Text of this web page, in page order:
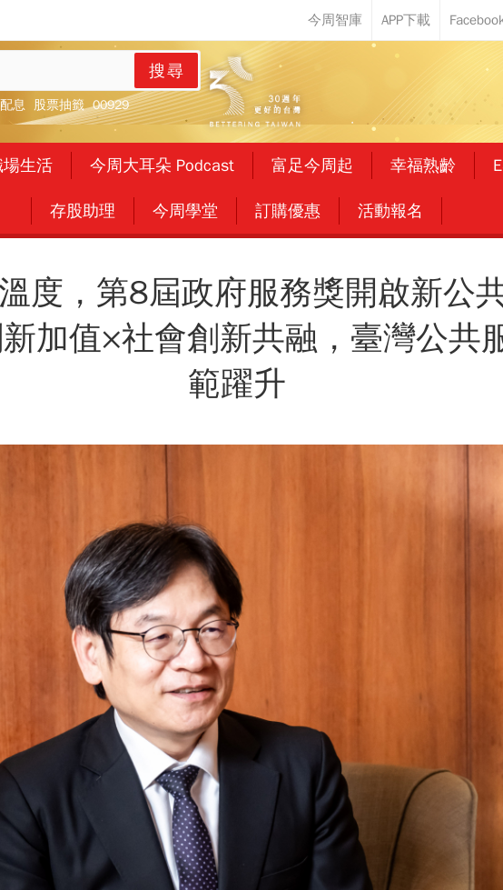
搜尋
息 股票抽籤 00929
場生活 今周大耳朵 Podcast 富足今周起 幸福熟齡
存股助理 今周學堂 訂購優惠 活動報名
度，第8屆政府服務獎開啟新公
加值×社會創新共融，臺灣公共
範躍升